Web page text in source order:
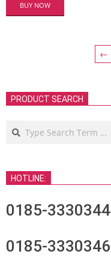
BUY NOW
←
PRODUCT SEARCH
Search
HOTLINE:
0185-3330344
0185-3330346